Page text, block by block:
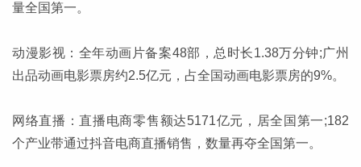
量全国第一。
动漫影视：全年动画片备案48部，总时长1.38万分钟;广州
出品动画电影票房约2.5亿元，占全国动画电影票房的9%。
网络直播：直播电商零售额达5171亿元，居全国第一;182
个产业带通过抖音电商直播销售，数量再夺全国第一。